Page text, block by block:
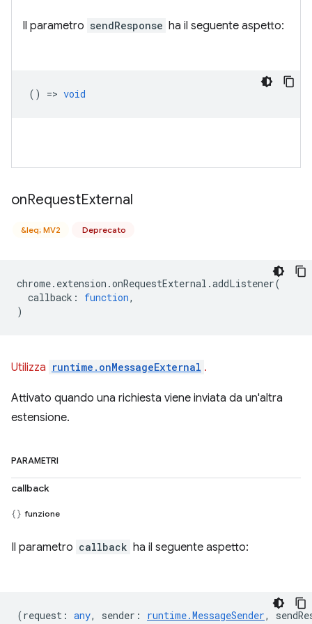
Il parametro sendResponse ha il seguente aspetto:
() => void
onRequestExternal
&leq; MV2 Deprecato
chrome. extension .onRequestExternal .addListener(
callback : function,
)
Utilizza runtime.onMessageExternal .
Attivato quando una richiesta viene inviata da un'altra
estensione.
PARAMETRI
callback
funzione
Il parametro callback ha il seguente aspetto:
(request : any, sender : runtime.MessageSender,